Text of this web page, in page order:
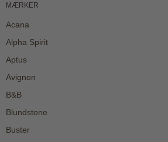
MÆRKER
Acana
Alpha Spirit
Aptus
Avignon
B&B
Blundstone
Buster